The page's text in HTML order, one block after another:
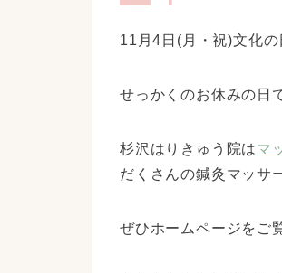
11月4日(月・祝)文化の
せっかくのお休みの日
杉沢はりきゅう院はマ
だくさんの鍼灸マッサ
ぜひホームページをご